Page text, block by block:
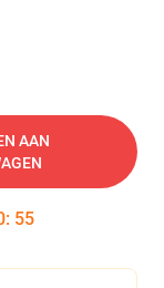
AAN
: 54